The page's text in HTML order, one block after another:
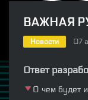
ВАЖНАЯ
Новости 07
Ответ
О чем будет